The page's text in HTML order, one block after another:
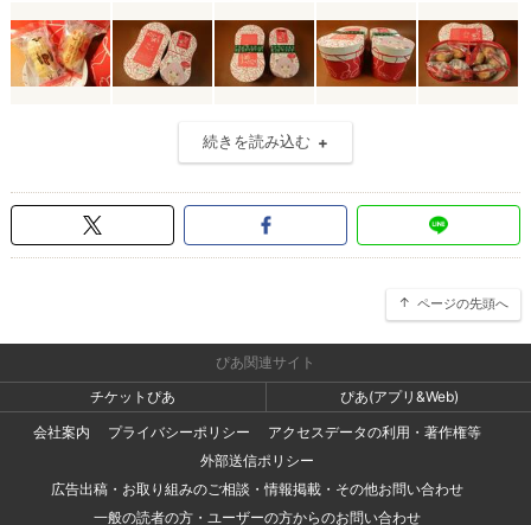
続きを読み込む
ページの先頭へ
ぴあ関連サイト
チケットぴあ
ぴあ(アプリ&Web)
会社案内
プライバシーポリシー
アクセスデータの利用・著作権等
外部送信ポリシー
広告出稿・お取り組みのご相談・情報掲載・その他お問い合わせ
一般の読者の方・ユーザーの方からのお問い合わせ